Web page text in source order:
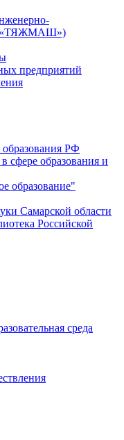
предприятий
РФ
сфере образования и
образование"
Самарской области
Российской
среда